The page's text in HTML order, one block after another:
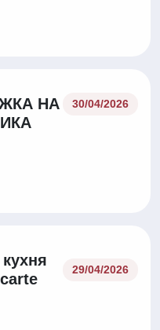
НА
30/04/2026
29/04/2026